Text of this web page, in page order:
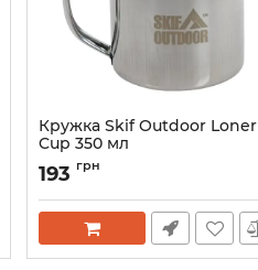
Кружка Skif Outdoor Loner
Cup 350 мл
Артикул: SO-8012
193 грн